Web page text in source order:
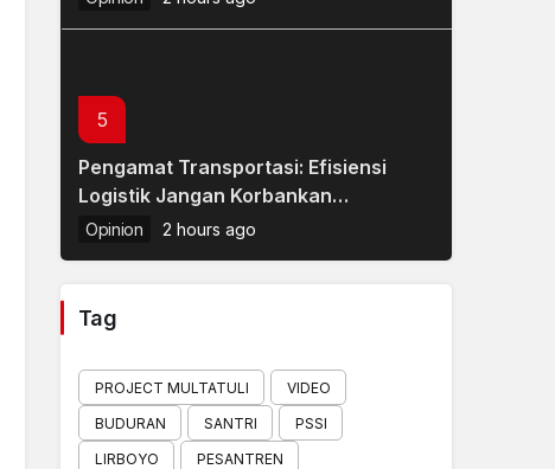
5
Pengamat Transportasi: Efisiensi
Logistik Jangan Korbankan
Keselamatan Masyarakat
Opinion 2 hours ago
Tag
PROJECT MULTATULI
VIDEO
BUDURAN
SANTRI
PSSI
LIRBOYO
PESANTREN